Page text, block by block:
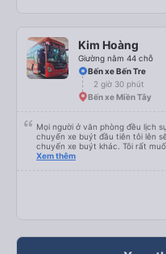
Kim Hoàng
Giường nằm 44 chỗ
Bến xe Bến Tre
2 giờ 30 phút
Bến xe Miền Tây
Mọi người ở văn phòng đều lịch
chuyến xe buýt đầu tiên tôi lên
chuyến xe buýt khác. Tôi rất
Điều đó sẽ giúp tôi không phải
Xem thêm